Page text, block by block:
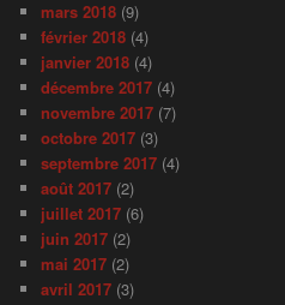
mars 2018 (9)
février 2018 (4)
janvier 2018 (4)
décembre 2017 (4)
novembre 2017 (7)
octobre 2017 (3)
septembre 2017 (4)
août 2017 (2)
juillet 2017 (6)
juin 2017 (2)
mai 2017 (2)
avril 2017 (3)